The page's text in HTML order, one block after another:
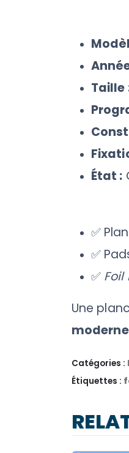
Taille
État :
✅
✅
✅ Foil
Une
moderne
Catégories :
Étiquettes :